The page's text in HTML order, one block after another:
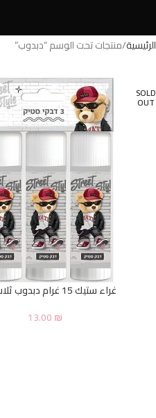
الرئيسية منتجات تحت الوسم “دبدوب”
SOLD
OUT
غراء ستيك 15 غرام دبدوب ثلاث قطع
13.00₪